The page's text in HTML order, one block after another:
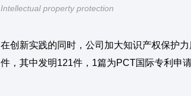
Intellectual property protection
在创新实践的同时，公司加大知识产权保护
件，其中发明121件，1篇为PCT国际专利申